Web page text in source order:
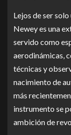
Lejos de ser
Newey es una
servido como
aerodinámicas,
técnicas y
nacimiento de
más
instrumento se
ambición de